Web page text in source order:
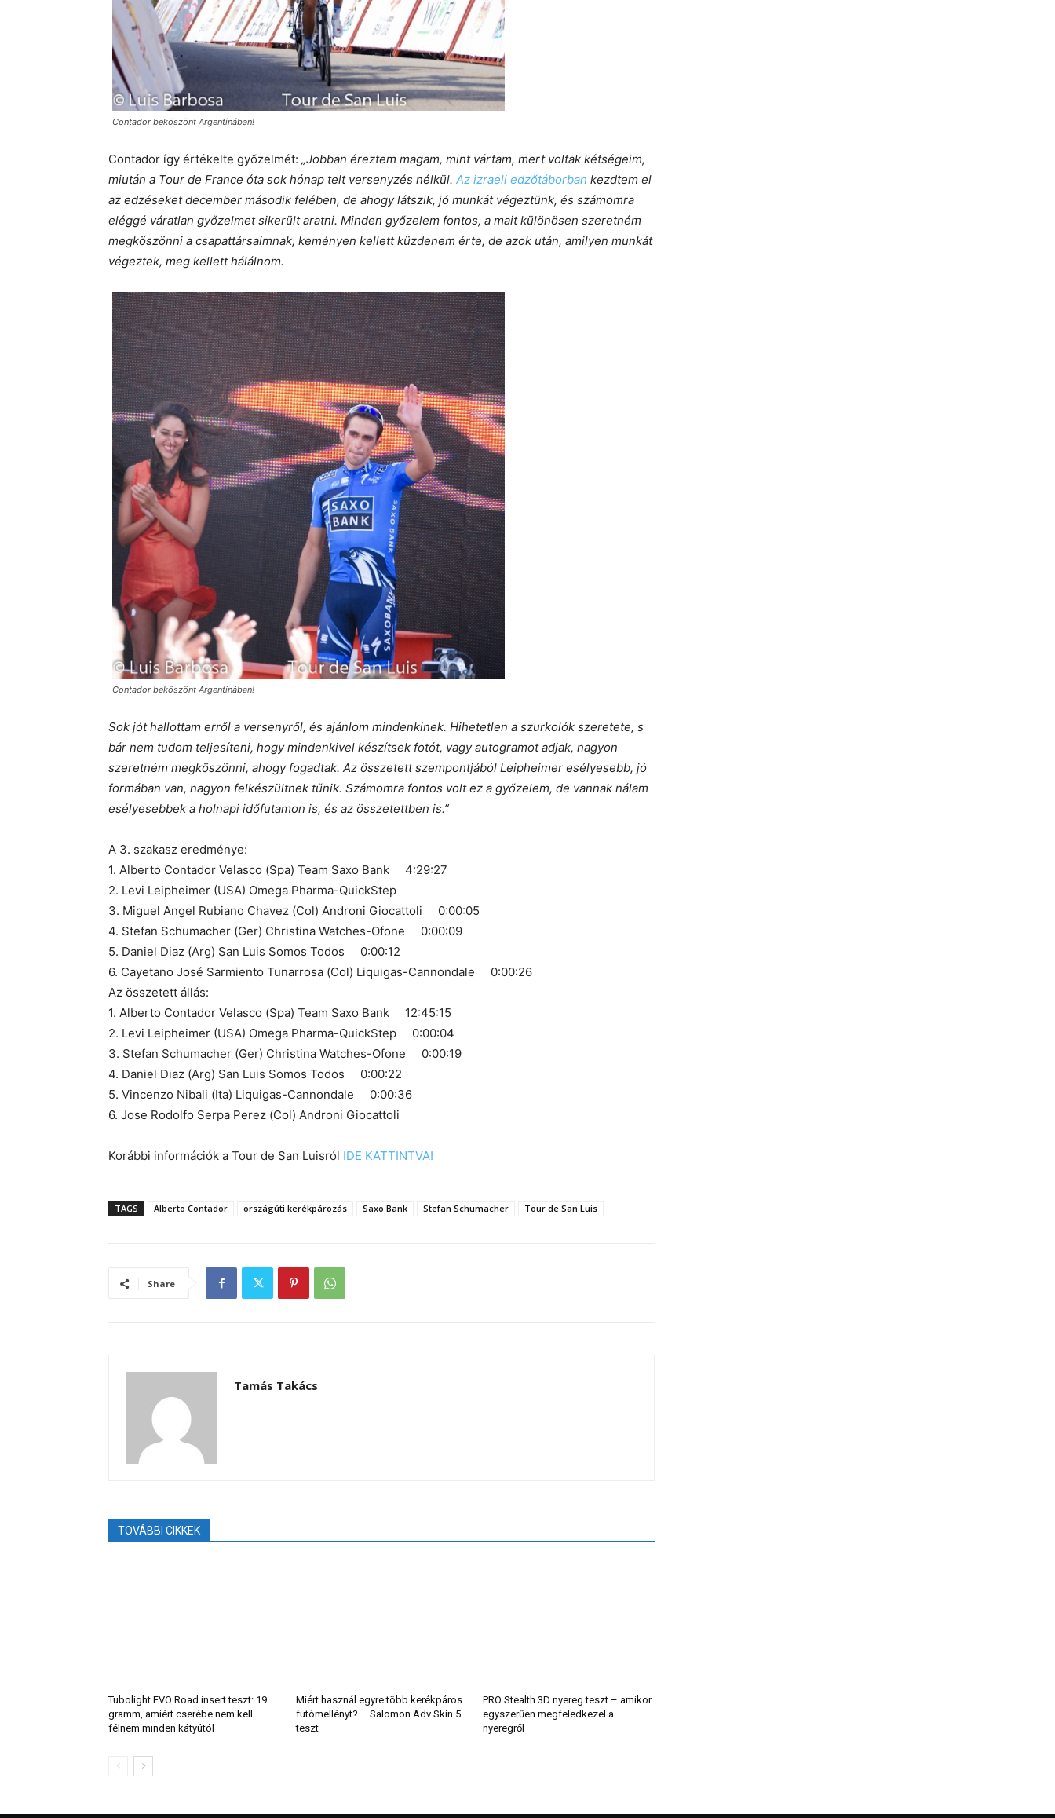
Contador beköszönt Argentínában!
Contador így értékelte győzelmét: „Jobban éreztem magam, mint vártam, mert voltak kétségeim,
miután a Tour de France óta sok hónap telt versenyzés nélkül. Az izraeli edzőtáborban kezdtem el
az edzéseket december második felében, de ahogy látszik, jó munkát végeztünk, és számomra
eléggé váratlan győzelmet sikerült aratni. Minden győzelem fontos, a mait különösen szeretném
megköszönni a csapattársaimnak, keményen kellett küzdenem érte, de azok után, amilyen munkát
végeztek, meg kellett hálálnom.
Contador beköszönt Argentínában!
Sok jót hallottam erről a versenyről, és ajánlom mindenkinek. Hihetetlen a szurkolók szeretete, s
bár nem tudom teljesíteni, hogy mindenkivel készítsek fotót, vagy autogramot adjak, nagyon
szeretném megköszönni, ahogy fogadtak. Az összetett szempontjából Leipheimer esélyesebb, jó
formában van, nagyon felkészültnek tűnik. Számomra fontos volt ez a győzelem, de vannak nálam
esélyesebbek a holnapi időfutamon is, és az összetettben is.”
A 3. szakasz eredménye:
1. Alberto Contador Velasco (Spa) Team Saxo Bank 4:29:27
2. Levi Leipheimer (USA) Omega Pharma-QuickStep
3. Miguel Angel Rubiano Chavez (Col) Androni Giocattoli 0:00:05
4. Stefan Schumacher (Ger) Christina Watches-Ofone 0:00:09
5. Daniel Diaz (Arg) San Luis Somos Todos 0:00:12
6. Cayetano José Sarmiento Tunarrosa (Col) Liquigas-Cannondale 0:00:26
Az összetett állás:
1. Alberto Contador Velasco (Spa) Team Saxo Bank 12:45:15
2. Levi Leipheimer (USA) Omega Pharma-QuickStep 0:00:04
3. Stefan Schumacher (Ger) Christina Watches-Ofone 0:00:19
4. Daniel Diaz (Arg) San Luis Somos Todos 0:00:22
5. Vincenzo Nibali (Ita) Liquigas-Cannondale 0:00:36
6. Jose Rodolfo Serpa Perez (Col) Androni Giocattoli
Korábbi információk a Tour de San Luisról IDE KATTINTVA!
TAGS Alberto Contador országúti kerékpározás Saxo Bank Stefan Schumacher Tour de San Luis
Share
Tamás Takács
TOVÁBBI CIKKEK
Tubolight EVO Road insert teszt: 19
gramm, amiért cserébe nem kell
félnem minden kátyútól
Miért használ egyre több kerékpáros
futómellényt? – Salomon Adv Skin 5
teszt
PRO Stealth 3D nyereg teszt – amikor
egyszerűen megfeledkezel a
nyeregről